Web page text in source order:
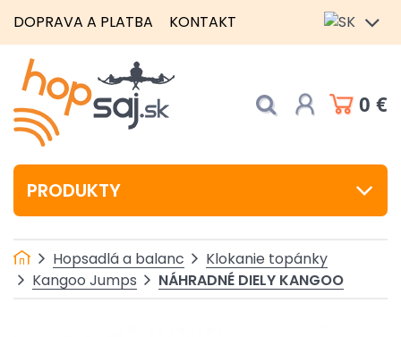
DOPRAVA A PLATBA KONTAKT
0 €
PRODUKTY
Hopsadlá a balanc
Klokanie topánky
Kangoo Jumps
NÁHRADNÉ DIELY KANGOO